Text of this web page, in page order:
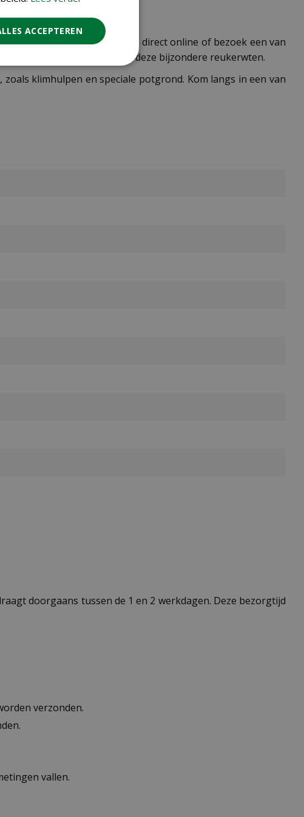
Mix? Bestel de zaden dan direct online of bezoek een van
de teelt en verzorging van deze bijzondere reukerwten.
klimhulpen en speciale potgrond. Kom langs in een van
doorgaans tussen de 1 en 2 werkdagen. Deze bezorgtijd
verzonden.
vallen.
ACCEPTEREN